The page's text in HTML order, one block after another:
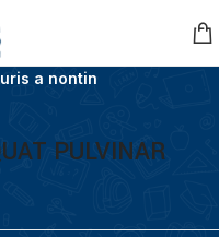
a nontin
PULVINAR